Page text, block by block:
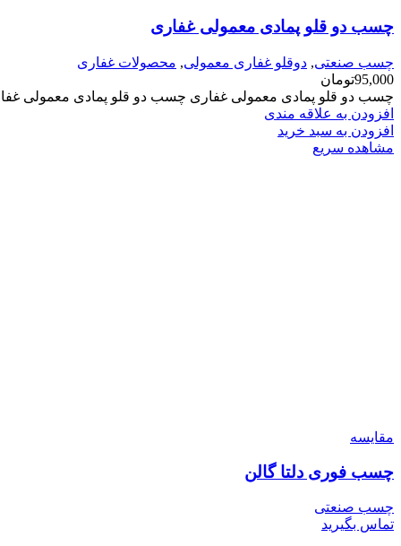
چسب دو قلو پمادی معمولی غفاری
چسب صنعتی, دوقلو غفاری معمولی, محصولات غفاری
95,000تومان
چسب دو قلو پمادی معمولی غفاری چسب دو قلو پمادی معمولی
افزودن به علاقه مندی
افزودن به سبد خرید
مشاهده سریع
مقایسه
چسب فوری دلتا گالن
چسب صنعتی
تماس بگیرید